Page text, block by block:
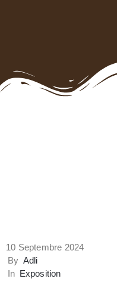
10 Septembre 2024
By Adli
In Exposition